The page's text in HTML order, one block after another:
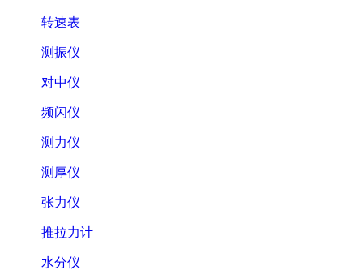
转速表
测振仪
对中仪
频闪仪
测力仪
测厚仪
张力仪
推拉力计
水分仪